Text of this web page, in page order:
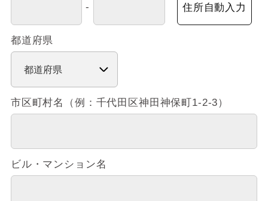
- 住所自動入力
都道府県
市区町村名（例：千代田区神田神保町1-2-3）
ビル・マンション名